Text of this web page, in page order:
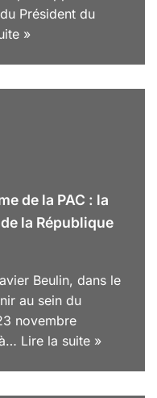
Président du
»
de la PAC : la
la République
Beulin, dans le
au sein du
novembre
Lire la suite »